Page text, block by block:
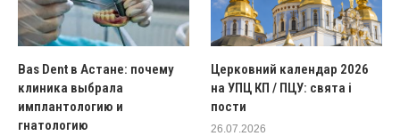
Bas Dent в Астане: почему
клиника выбрала
имплантологию и
гнатологию
Церковний календар 2026
на УПЦ КП / ПЦУ: свята і
пости
26.07.2026